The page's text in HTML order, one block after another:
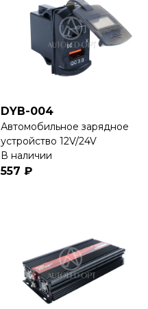
DYB-004
Автомобильное зарядное
устройство 12V/24V
В наличии
557 ₽